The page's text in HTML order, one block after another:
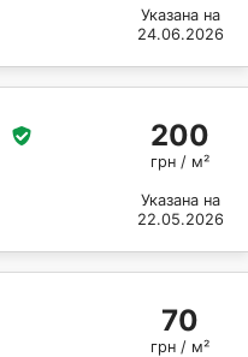
Указана на
24.06.2026
200
грн / м²
Указана на
22.05.2026
70
грн / м²